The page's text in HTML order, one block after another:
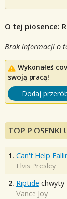
O tej piosence:
Brak informacji o
Wykonałeś
swoją pracą!
Dodaj
TOP PIOSENKI
1. Can't Help
Elvis Presley
2. Riptide chwyty
Vance Joy